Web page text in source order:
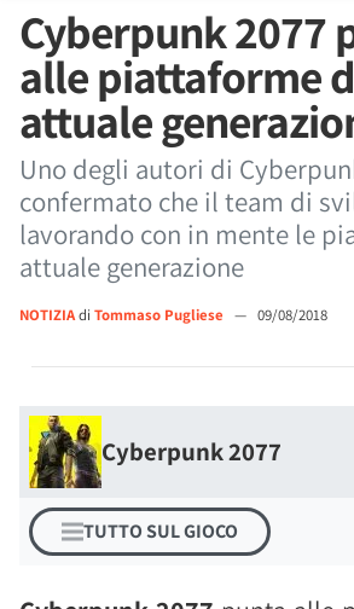
Cyberpunk 2077
alle piattaforme
attuale
Uno degli autori di
confermato che il team di
lavorando con in mente le
attuale generazione
NOTIZIAdi Tommaso Pugliese — 09/08/2018
Cyberpunk 2077
TUTTO SUL GIOCO